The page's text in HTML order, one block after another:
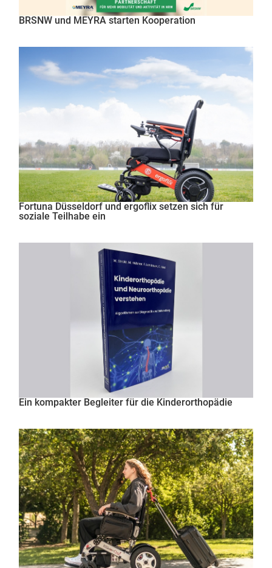
BRSNW und MEYRA starten Kooperation
Fortuna Düsseldorf und ergoflix setzen sich für
soziale Teilhabe ein
Ein kompakter Begleiter für die Kinderorthopädie